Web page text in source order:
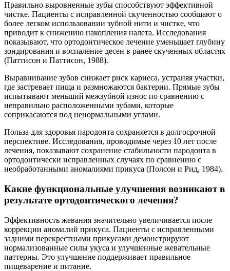
Правильно выровненные зубы способствуют эффективной
чистке. Пациенты с исправленной скученностью сообщают о
более легком использовании зубной нити и чистке, что
приводит к снижению накопления налета. Исследования
показывают, что ортодонтическое лечение уменьшает глубину
зондирования и воспаление десен в ранее скученных областях
(Паттисон и Паттисон, 1988).
Выравнивание зубов снижает риск кариеса, устраняя участки,
где застревает пища и размножаются бактерии. Прямые зубы
испытывают меньший межзубной износ по сравнению с
неправильно расположенными зубами, которые
соприкасаются под ненормальными углами.
Польза для здоровья пародонта сохраняется в долгосрочной
перспективе. Исследования, проводимые через 10 лет после
лечения, показывают сохранение стабильности пародонта в
ортодонтически исправленных случаях по сравнению с
необработанными аномалиями прикуса (Полсон и Рид, 1984).
Какие функциональные улучшения возникают в
результате ортодонтического лечения?
Эффективность жевания значительно увеличивается после
коррекции аномалий прикуса. Пациенты с исправленными
задними перекрестными прикусами демонстрируют
нормализованные силы укуса и улучшенные жевательные
паттерны. Это улучшение поддерживает правильное
пищеварение и питание.